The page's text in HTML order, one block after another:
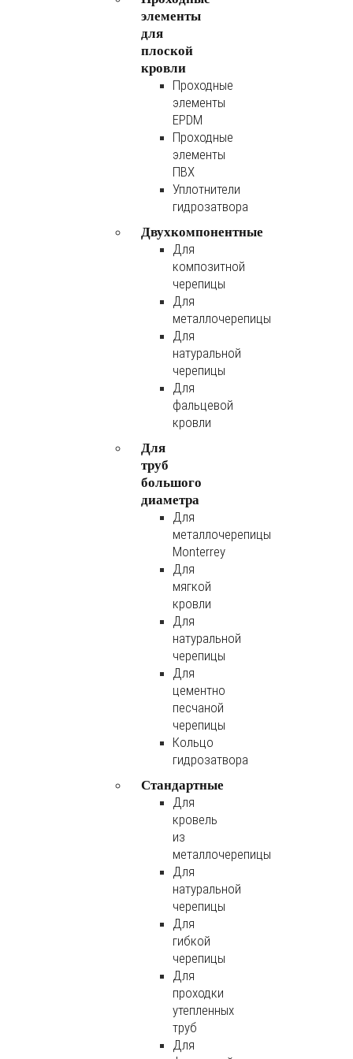
элементы
для
плоской
кровли
Проходные
элементы
EPDM
Проходные
элементы
ПВХ
Уплотнители
гидрозатвора
Двухкомпонентные
Для
композитной
черепицы
Для
металлочерепицы
Для
натуральной
черепицы
Для
фальцевой
кровли
Для
труб
большого
диаметра
Для
металлочерепицы
Monterrey
Для
мягкой
кровли
Для
натуральной
черепицы
Для
цементно
песчаной
черепицы
Кольцо
гидрозатвора
Стандартные
Для
кровель
из
металлочерепицы
Для
натуральной
черепицы
Для
гибкой
черепицы
Для
проходки
утепленных
труб
Для